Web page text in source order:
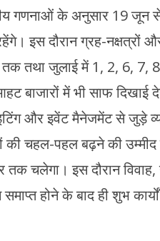
गणनाओं के अनुसार 19
इस दौरान ग्रह-नक्षत्रों
तथा जुलाई में 1, 2, 6, 7,
बाजारों में भी साफ दिखाई
और इवेंट मैनेजमेंट से जुड़े
की चहल-पहल बढ़ने की उम्मीद
तक चलेगा। इस दौरान
समाप्त होने के बाद ही शुभ